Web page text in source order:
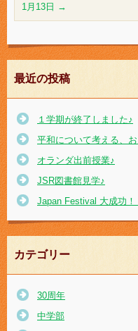
1月13日 →
最近の投稿
１学期が終了しました♪
平和について考える、
オランダ出前授業♪
JSR図書館見学♪
Japan Festival 大成功！
カテゴリー
30周年
中学部